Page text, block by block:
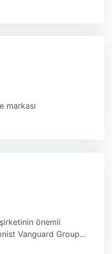
markası
önemli
Vanguard Group...